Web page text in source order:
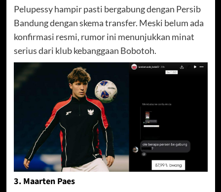
Pelupessy hampir pasti bergabung dengan Persib
Bandung dengan skema transfer. Meski belum ada
konfirmasi resmi, rumor ini menunjukkan minat
serius dari klub kebanggaan Bobotoh.
3. Maarten Paes